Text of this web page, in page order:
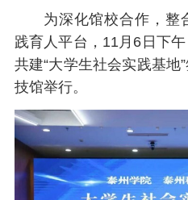
为深化馆校合作，整
践育人平台，11月6日下
共建“大学生社会实践基地
技馆举行。